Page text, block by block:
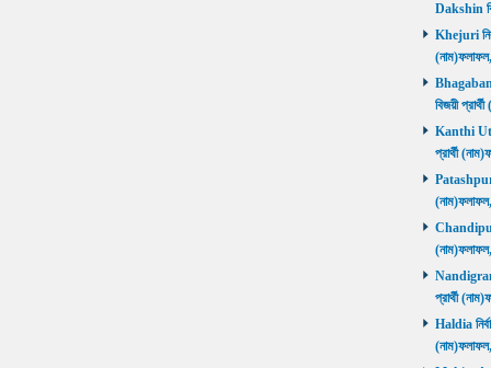
Dakshin
Khejuri
বিজয়ী
Kanthi
প্রার্থী
Patashpur
Chandipur
Nandigram
প্রার্থী
Haldia